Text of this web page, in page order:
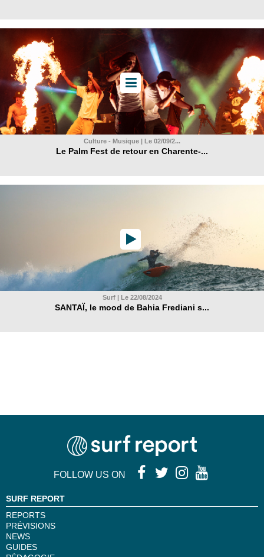
Culture - Musique | Le 02/09/2...
Le Palm Fest de retour en Charente-...
Surf | Le 22/08/2024
SANTAÏ, le mood de Bahia Frediani s...
FOLLOW US ON
SURF REPORT
REPORTS
PRÉVISIONS
NEWS
GUIDES